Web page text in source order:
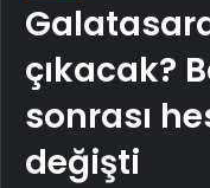
çıkacak?
sonrası
değişti